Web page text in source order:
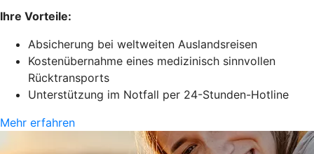
Ihre Vorteile:
Absicherung bei weltweiten Auslandsreisen
Kostenübernahme eines medizinisch sinnvollen
Rücktransports
Unterstützung im Notfall per 24-Stunden-Hotline
Mehr erfahren